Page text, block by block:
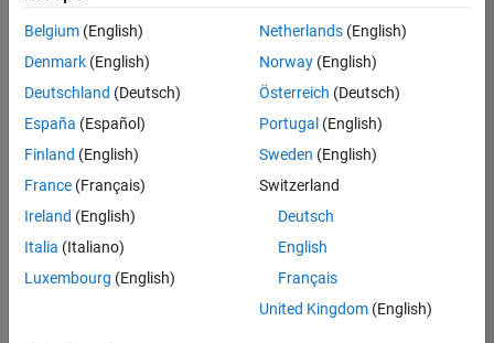
Les
descriptions
poste
n’ont
pas
été
traduites.
Effectuez
Belgium (English)
Denmark (English)
Deutschland (Deutsch)
España (Español)
Finland (English)
France (Français)
Ireland (English)
Italia (Italiano)
Luxembourg (English)
Netherlands(English)
Norway(English)
Österreich (Deutsch)
Portugal (English)
Sweden (English)
Switzerland
Deutsch
English
Français
United Kingdom(English)